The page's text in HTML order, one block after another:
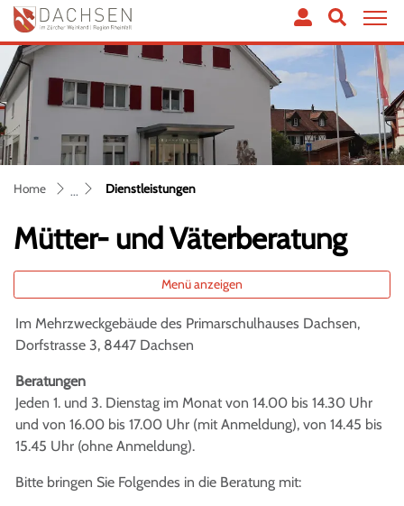
zur Startseite
Direkt zur Hauptnavigation
Direkt zum Inhalt
Direkt zur Suche
Direkt zum Stichwortverzeichnis
Dachsen
Home Dienstleistungen(ausgewählt)
Mütter- und Väterberatung
Menü anzeigen
Im Mehrzweckgebäude des Primarschulhauses Dachsen,
Dorfstrasse 3, 8447 Dachsen
Beratungen
Jeden 1. und 3. Dienstag im Monat von 14.00 bis 14.30 Uhr
und von 16.00 bis 17.00 Uhr (mit Anmeldung), von 14.45 bis
15.45 Uhr (ohne Anmeldung).
Bitte bringen Sie Folgendes in die Beratung mit:
Zugehörige Objekte